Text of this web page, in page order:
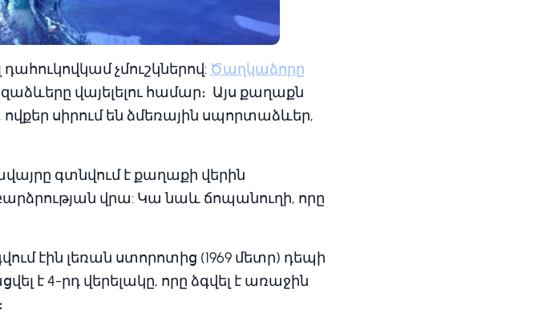
չմուշկներով: Ծաղկաձորը
վայելելու համար։ Այս քաղաքն
սիրում են ձմեռային սպորտաձևեր,
գտնվում է քաղաքի վերին
վրա: Կա նաև ճոպանուղի, որը
էին լեռան ստորոտից (1969 մետր) դեպի
է 4-րդ վերելակը, որը ձգվել է առաջին